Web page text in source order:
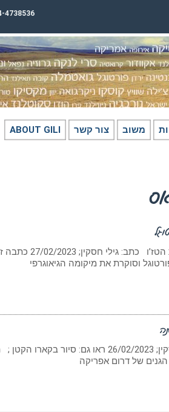
4738536
משוב צור קשר ABOUT GILI
ליסבון על גדת הטז’ו
וסוקרת את מיקומה הגיאוגרפי
כתב: גילי חסקין; ‏‏26/02/2023 ראו גם: סיור
של דרום אפריקה